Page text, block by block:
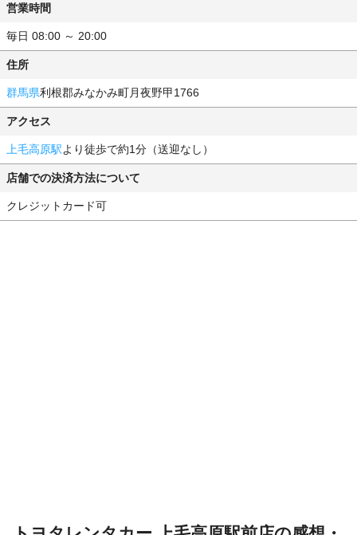
営業時間
毎日 08:00 ～ 20:00
住所
群馬県利根郡みなかみ町月夜野甲1766
アクセス
上毛高原駅より徒歩で約1分（送迎なし）
店舗での決済方法について
クレジットカード可